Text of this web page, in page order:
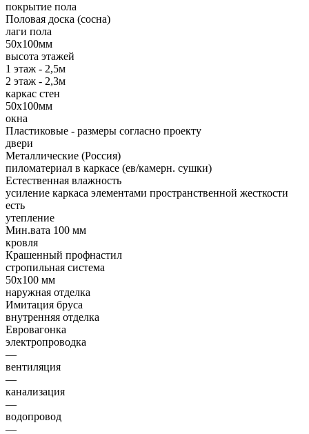
покрытие пола
Половая доска (сосна)
лаги пола
50х100мм
высота этажей
1 этаж - 2,5м
2 этаж - 2,3м
каркас стен
50х100мм
окна
Пластиковые - размеры согласно проекту
двери
Металлические (Россия)
пиломатериал в каркасе (ев/камерн. сушки)
Естественная влажность
усиление каркаса элементами пространственной жесткости
есть
утепление
Мин.вата 100 мм
кровля
Крашенный профнастил
стропильная система
50х100 мм
наружная отделка
Имитация бруса
внутренняя отделка
Евровагонка
электропроводка
—
вентиляция
—
канализация
—
водопровод
—